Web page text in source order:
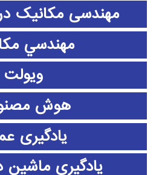
مهندسی مکانیک
مهندسي
ویولت
هوش
یادگیری
یادگیری ماشین